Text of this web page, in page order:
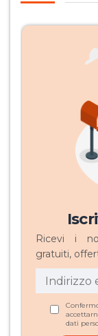
Ricevi i
gratuiti,
dati